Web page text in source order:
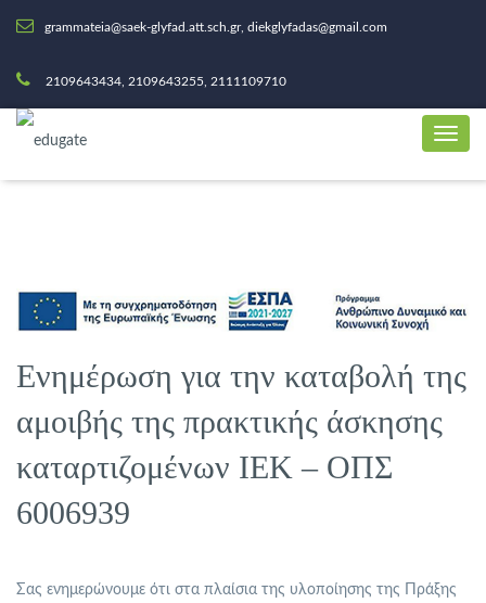
grammateia@saek-glyfad.att.sch.gr, diekglyfadas@gmail.com
2109643434, 2109643255, 2111109710
Ενημέρωση για την καταβολή της
αμοιβής της πρακτικής άσκησης
καταρτιζομένων ΙΕΚ – ΟΠΣ
6006939
Σας ενημερώνουμε ότι στα πλαίσια της υλοποίησης της Πράξης